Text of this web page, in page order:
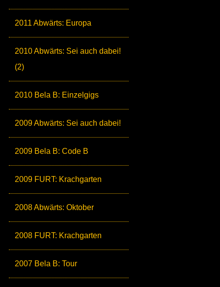
2011 Abwärts: Europa
2010 Abwärts: Sei auch dabei!
(2)
2010 Bela B: Einzelgigs
2009 Abwärts: Sei auch dabei!
2009 Bela B: Code B
2009 FURT: Krachgarten
2008 Abwärts: Oktober
2008 FURT: Krachgarten
2007 Bela B: Tour